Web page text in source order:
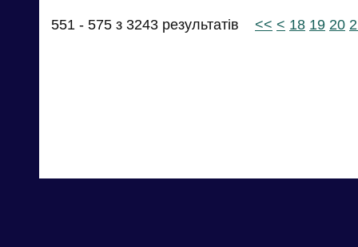
551 - 575 з 3243 результатів << < 18 19 20